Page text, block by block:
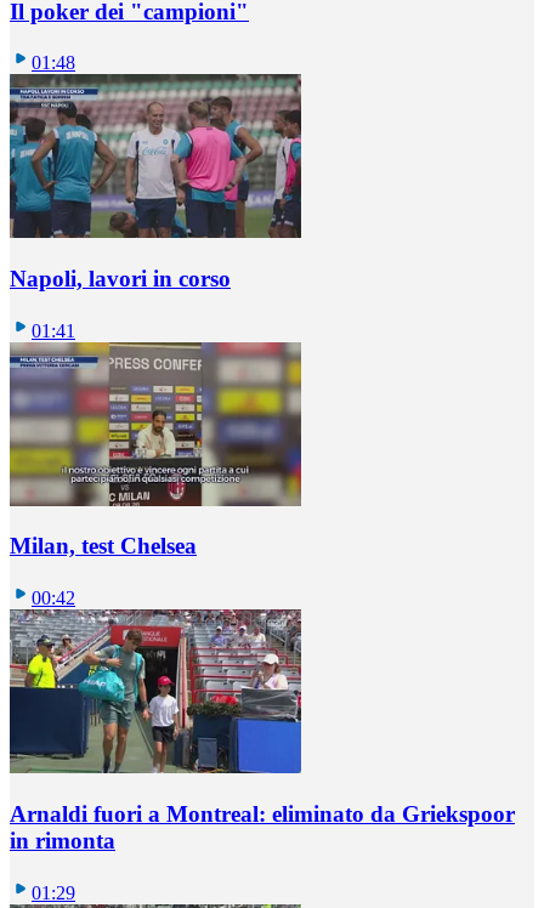
Il poker dei "campioni"
01:48
Napoli, lavori in corso
01:41
Milan, test Chelsea
00:42
Arnaldi fuori a Montreal: eliminato da Griekspoor
in rimonta
01:29